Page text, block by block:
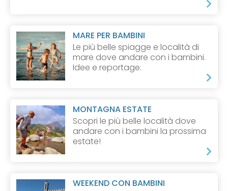
MARE PER BAMBINI
Le più belle spiagge e località di
mare dove andare con i bambini.
Idee e reportage.
MONTAGNA ESTATE
Scopri le più belle località dove
andare con i bambini la prossima
estate!
WEEKEND CON BAMBINI